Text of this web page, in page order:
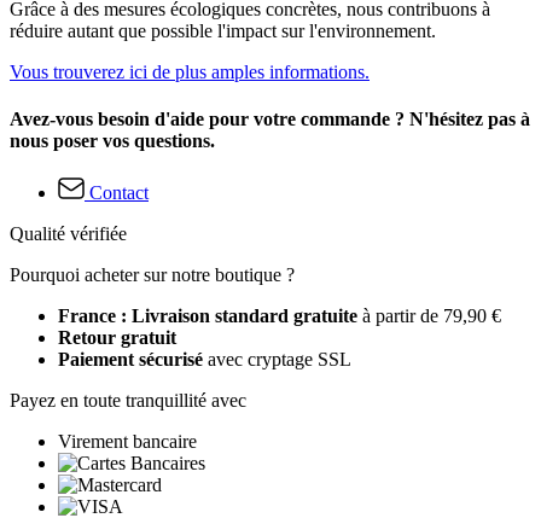
Grâce à des mesures écologiques concrètes, nous contribuons à
réduire autant que possible l'impact sur l'environnement.
Vous trouverez ici de plus amples informations.
Avez-vous besoin d'aide pour votre commande ? N'hésitez pas à
nous poser vos questions.
Contact
Qualité vérifiée
Pourquoi acheter sur notre boutique ?
France : Livraison standard gratuite à partir de 79,90 €
Retour gratuit
Paiement sécurisé avec cryptage SSL
Payez en toute tranquillité avec
Virement bancaire